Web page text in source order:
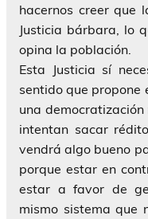
hacernos creer que
Justicia bárbara, lo
opina la población.
Esta Justicia sí
sentido que propone
una democratización
intentan sacar
vendrá algo bueno
porque estar en
estar a favor de
mismo sistema que